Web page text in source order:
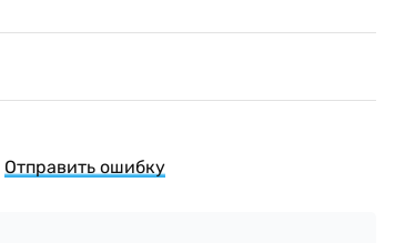
Отправить ошибку